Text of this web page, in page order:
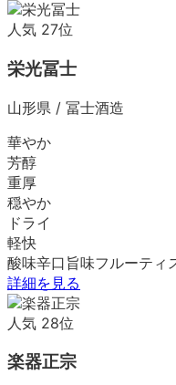
人気 27位
栄光冨士
山形県 / 冨士酒造
華やか
芳醇
重厚
穏やか
ドライ
軽快
酸味辛口 旨味フルーティ
詳細を見る
人気 28位
楽器正宗